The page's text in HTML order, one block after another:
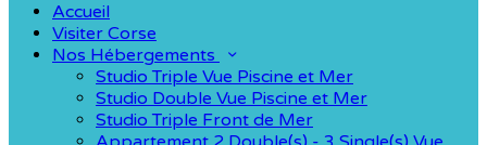
Accueil
Visiter Corse
Nos Hébergements
Studio Triple Vue Piscine et Mer
Studio Double Vue Piscine et Mer
Studio Triple Front de Mer